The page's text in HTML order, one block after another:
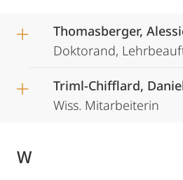
Thomasberger,
Doktorand,
Triml-Chifflard,
Wiss. Mitarbeiterin
W